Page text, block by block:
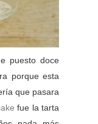
puesto doce
porque esta
que pasara
fue la tarta